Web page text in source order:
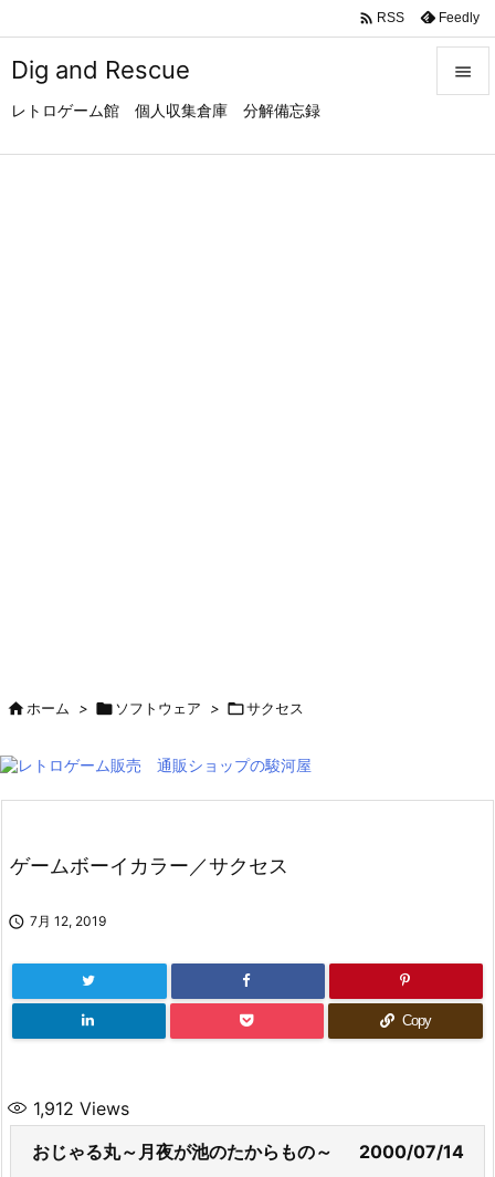
Dig and Rescue
レトロゲーム館 個人収集倉庫 分解備忘録

 RSS Feedly
ホーム >  ソフトウェア > サクセス
ゲームボーイカラー／サクセス
 7月 12, 2019
Copy
1,912 Views
おじゃる丸～月夜が池のたからもの～ 2000/07/14